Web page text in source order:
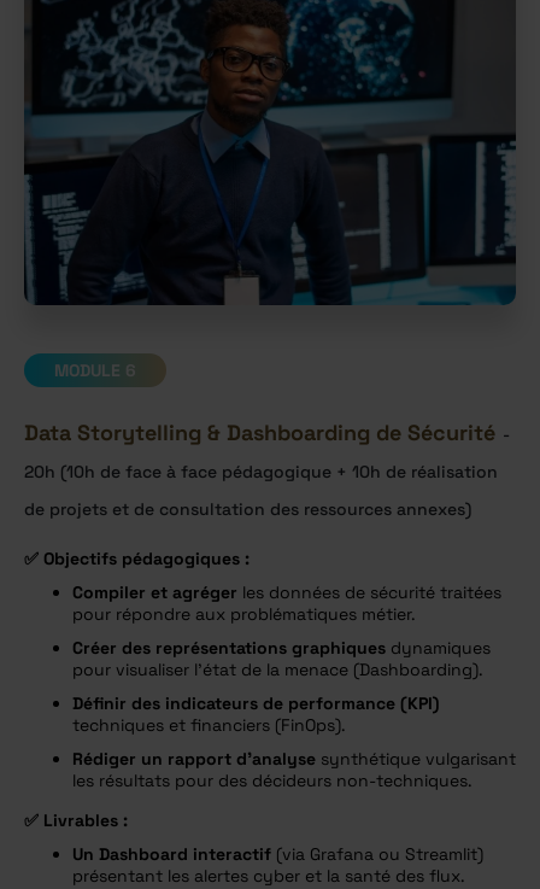
MODULE 6
Data Storytelling & Dashboarding de Sécurité -
20h (10h de face à face pédagogique + 10h de réalisation
de projets et de consultation des ressources annexes)
✅ Objectifs pédagogiques :
Compiler et agréger les données de sécurité traitées
pour répondre aux problématiques métier.
Créer des représentations graphiques dynamiques
pour visualiser l’état de la menace (Dashboarding).
Définir des indicateurs de performance (KPI)
techniques et financiers (FinOps).
Rédiger un rapport d’analyse synthétique vulgarisant
les résultats pour des décideurs non-techniques.
✅ Livrables :
Un Dashboard interactif (via Grafana ou Streamlit)
présentant les alertes cyber et la santé des flux.